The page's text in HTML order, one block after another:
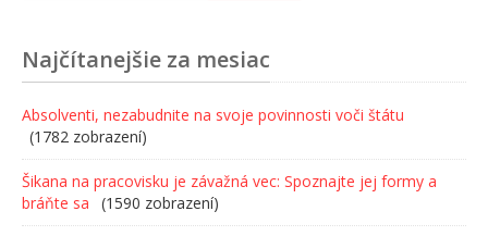
Najčítanejšie za mesiac
Absolventi, nezabudnite na svoje povinnosti voči štátu
(1782 zobrazení)
Šikana na pracovisku je závažná vec: Spoznajte jej formy a
bráňte sa
(1590 zobrazení)